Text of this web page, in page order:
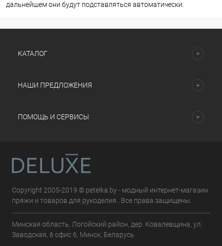
дальнейшем они будут подставляться автоматически.
КАТАЛОГ
НАШИ ПРЕДЛОЖЕНИЯ
ПОМОЩЬ И СЕРВИСЫ
Copyright 2005-2019 © petelka.by - модный интернет-магазин
пряжи и товаров для рукоделия.. Все права защищены.
Минская область, Логойский район, дер. Ковалевщина, ул.
Заводская, 6 офис 6, Минск, Беларусь